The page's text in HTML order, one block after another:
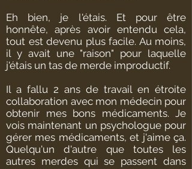
Eh bien, je l'étais. Et pour être
honnête, après avoir entendu cela,
tout est devenu plus facile. Au moins,
il y avait une "raison" pour laquelle
j'étais un tas de merde improductif.
Il a fallu 2 ans de travail en étroite
collaboration avec mon médecin pour
obtenir mes bons médicaments. Je
vois maintenant un psychologue pour
gérer mes médicaments, et j'aime ça.
Quelqu'un d'autre que toutes les
autres merdes qui se passent dans